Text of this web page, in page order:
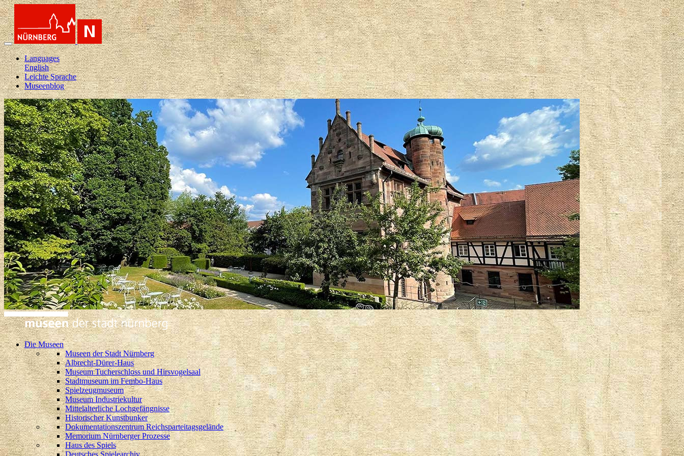
Languages
English
Leichte Sprache
Museenblog
Die Museen
Museen der Stadt Nürnberg
Albrecht-Dürer-Haus
Museum Tucherschloss und Hirsvogelsaal
Stadtmuseum im Fembo-Haus
Spielzeugmuseum
Museum Industriekultur
Mittelalterliche Lochgefängnisse
Historischer Kunstbunker
Dokumentationszentrum Reichsparteitagsgelände
Memorium Nürnberger Prozesse
Haus des Spiels
Deutsches Spielearchiv